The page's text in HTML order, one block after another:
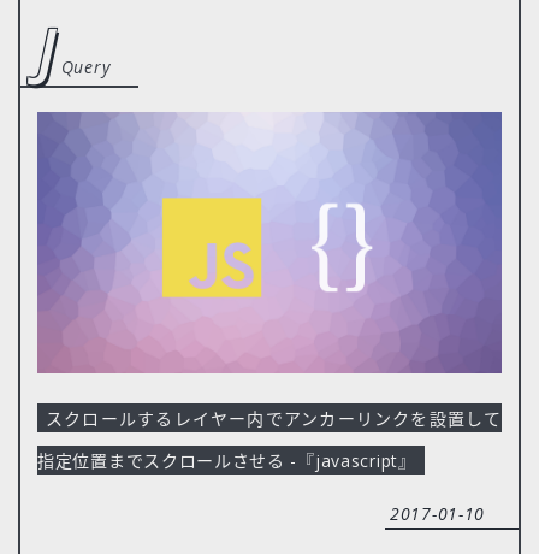
j Query
スクロールするレイヤー内でアンカーリンクを設置して
指定位置までスクロールさせる -『javascript』
2017-01-10